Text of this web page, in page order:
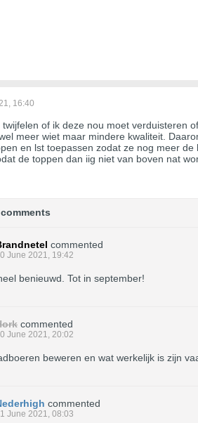
16:40
twijfelen of ik deze nou moet verduisteren
meer wiet maar mindere kwaliteit.
en lst toepassen zodat ze nog meer
de toppen dan iig niet van boven nat
commented
June 2021, 19:42
benieuwd. Tot in september!
commented
June 2021, 20:02
beweren en wat werkelijk is zijn
commented
June 2021, 08:03